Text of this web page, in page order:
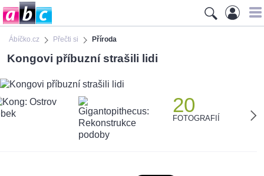
Ábíčko.cz Přečti si Příroda
Kongovi příbuzní strašili lidi
20
FOTOGRAFIÍ